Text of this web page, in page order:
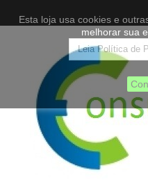
Esta loja usa cookies e
melhorar sua
Leia Política de